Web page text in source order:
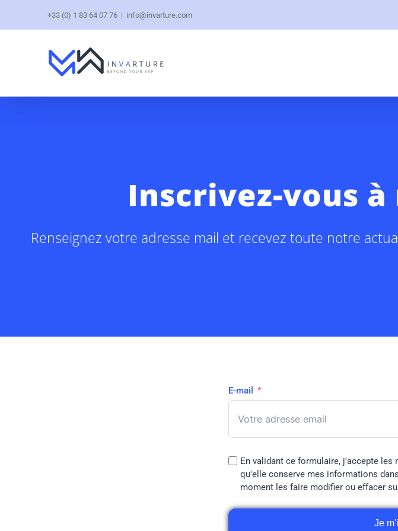
+33 (0) 1 83 64 07 76 | info@invarture.com
Inscrivez-vous
Renseignez votre adresse mail et recevez toute notre
E-mail
En validant ce formulaire, j'accepte
qu'elle conserve mes informations
moment les faire modifier ou effacer
Je